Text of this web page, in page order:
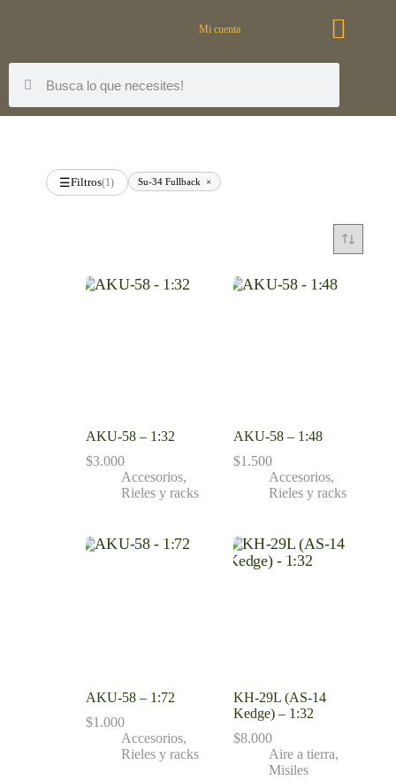
Mi cuenta
☰Filtros(1) Su-34 Fullback ×
AKU-58 – 1:32
$3.000
Accesorios,
Rieles y racks
AKU-58 – 1:48
$1.500
Accesorios,
Rieles y racks
AKU-58 – 1:72
$1.000
Accesorios,
Rieles y racks
KH-29L (AS-14
Kedge) – 1:32
$8.000
Aire a tierra,
Misiles